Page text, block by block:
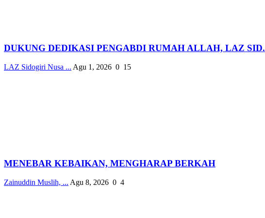
DUKUNG DEDIKASI PENGABDI RUMAH ALLAH, LAZ
LAZ Sidogiri Nusa ... Agu 1, 2026 0 15
MENEBAR KEBAIKAN, MENGHARAP BERKAH
Zainuddin Muslih, ... Agu 8, 2026 0 4